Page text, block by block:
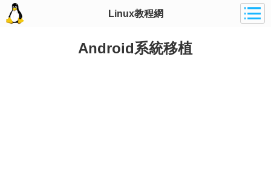
Linux教程網
Android系統移植